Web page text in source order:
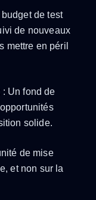
de test
de nouveaux
mettre en péril
: Un fond de
solide.
de mise
et non sur la